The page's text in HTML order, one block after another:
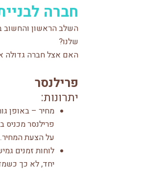
חברה
השלב הראשון והחשוב
שלנו?
האם אצל חברה גדולה
פרילנסר
יתרונות:
מחיר – באופן
פרילנסר
על הצעת המחיר.
לוחות זמנים
יחד, לא כך